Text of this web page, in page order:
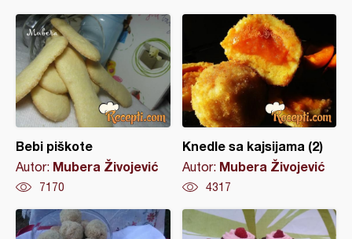
Bebi piškote
Autor: Mubera Živojević
7170
Knedle sa kajsijama (2)
Autor: Mubera Živojević
4317